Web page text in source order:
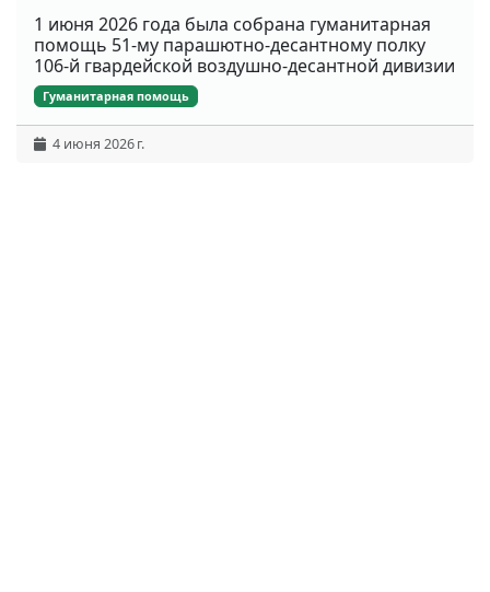
1 июня 2026 года была собрана гуманитарная
помощь 51-му парашютно-десантному полку
106-й гвардейской воздушно-десантной дивизии
Гуманитарная помощь
4 июня 2026 г.